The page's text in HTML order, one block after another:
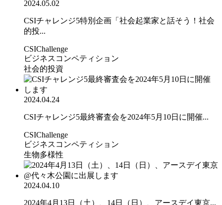
2024.05.02
CSIチャレンジ5特別企画「社会起業家と話そう！社会
的投...
CSIChallenge
ビジネスコンペティション
社会的投資
2024.04.24
CSIチャレンジ5最終審査会を2024年5月10日に開催...
CSIChallenge
ビジネスコンペティション
生物多様性
2024.04.10
2024年4月13日（土）、14日（日）、アースデイ東京...